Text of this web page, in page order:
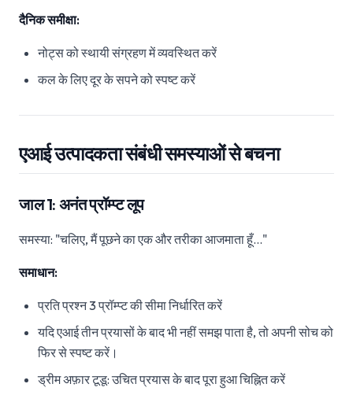
दैनिक समीक्षा:
नोट्स को स्थायी संग्रहण में व्यवस्थित करें
कल के लिए दूर के सपने को स्पष्ट करें
एआई उत्पादकता संबंधी समस्याओं से बचना
जाल 1: अनंत प्रॉम्प्ट लूप
समस्या: "चलिए, मैं पूछने का एक और तरीका आजमाता हूँ..."
समाधान:
प्रति प्रश्न 3 प्रॉम्प्ट की सीमा निर्धारित करें
यदि एआई तीन प्रयासों के बाद भी नहीं समझ पाता है, तो अपनी सोच को
फिर से स्पष्ट करें।
ड्रीम अफ़ार टूडू: उचित प्रयास के बाद पूरा हुआ चिह्नित करें